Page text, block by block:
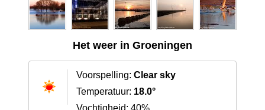
Het weer in Groeningen
Voorspelling: Clear sky
Temperatuur: 18.0°